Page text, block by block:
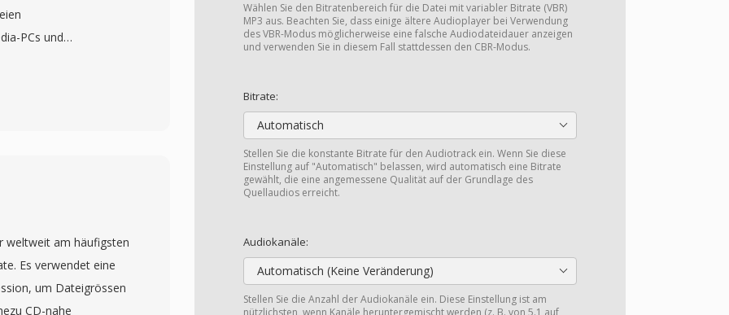
Wählen Sie den Bitratenbereich für die Datei mit variabler Bitrate (VBR)
MP3 aus. Beachten Sie, dass einige ältere Audioplayer bei Verwendung
des VBR-Modus möglicherweise eine falsche Audiodateidauer anzeigen
und verwenden Sie in diesem Fall stattdessen den CBR-Modus.
Bitrate:
Automatisch
Stellen Sie die konstante Bitrate für den Audiotrack ein. Wenn Sie diese
Einstellung auf "Automatisch" belassen, wird automatisch eine Bitrate
gewählt, die eine angemessene Qualität auf der Grundlage des
Quellaudios erreicht.
Audiokanäle:
Automatisch (Keine Veränderung)
Stellen Sie die Anzahl der Audiokanäle ein. Diese Einstellung ist am
nützlichsten, wenn Kanäle heruntergemischt werden (z. B. von 5.1 auf
PCs und
kodiert
CPUs der 1990er
Das Format wurde tief
übernahm es
Spiel-Engines nutzten
es zur
weltweit am häufigsten
Es verwendet eine
um Dateigrössen
CD-nahe